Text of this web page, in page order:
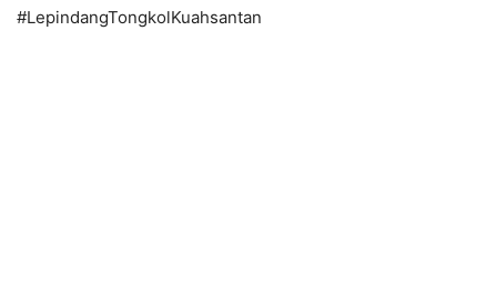
#LepindangTongkolKuahsantan